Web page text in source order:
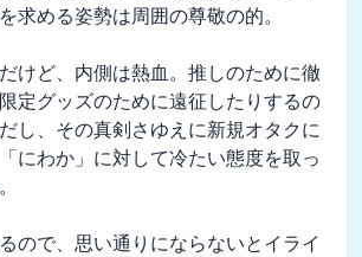
求める姿勢は周囲の尊敬の的。
けど、内側は熱血。推しのために徹
定グッズのために遠征したりするの
し、その真剣さゆえに新規オタクに
にわか」に対して冷たい態度を取っ
ので、思い通りにならないとイライ